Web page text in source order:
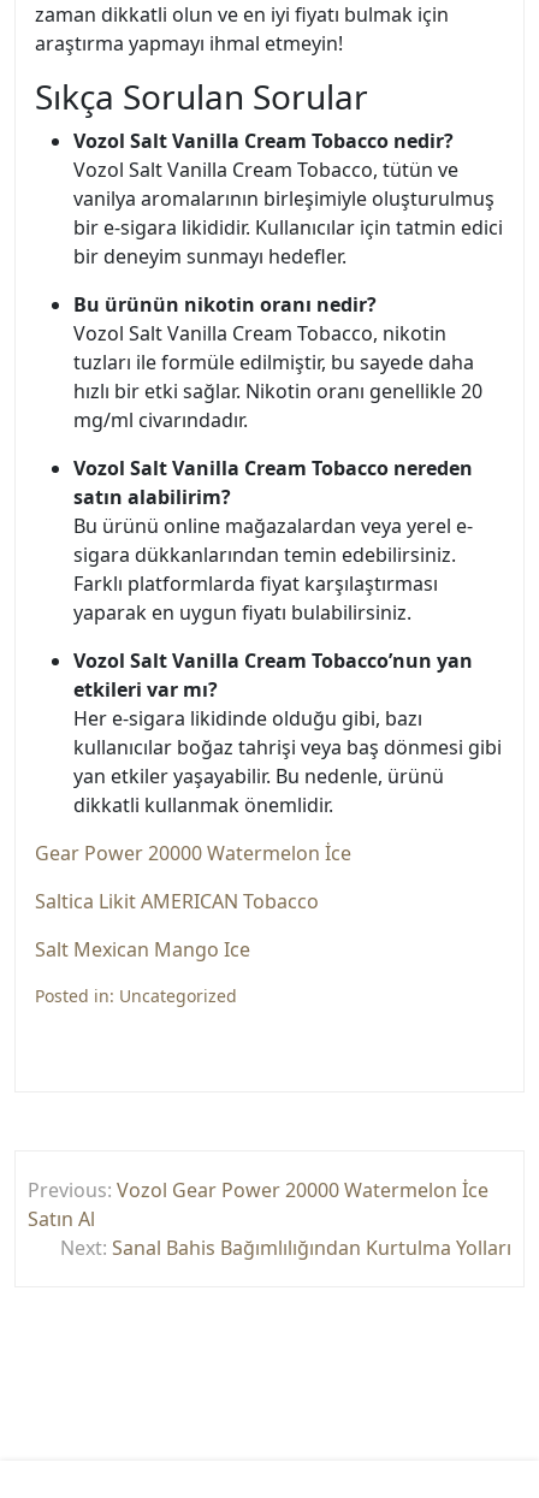
zaman dikkatli olun ve en iyi fiyatı bulmak için
araştırma yapmayı ihmal etmeyin!
Sıkça Sorulan Sorular
Vozol Salt Vanilla Cream Tobacco nedir?
Vozol Salt Vanilla Cream Tobacco, tütün ve
vanilya aromalarının birleşimiyle oluşturulmuş
bir e-sigara likididir. Kullanıcılar için tatmin edici
bir deneyim sunmayı hedefler.
Bu ürünün nikotin oranı nedir?
Vozol Salt Vanilla Cream Tobacco, nikotin
tuzları ile formüle edilmiştir, bu sayede daha
hızlı bir etki sağlar. Nikotin oranı genellikle 20
mg/ml civarındadır.
Vozol Salt Vanilla Cream Tobacco nereden
satın alabilirim?
Bu ürünü online mağazalardan veya yerel e-
sigara dükkanlarından temin edebilirsiniz.
Farklı platformlarda fiyat karşılaştırması
yaparak en uygun fiyatı bulabilirsiniz.
Vozol Salt Vanilla Cream Tobacco’nun yan
etkileri var mı?
Her e-sigara likidinde olduğu gibi, bazı
kullanıcılar boğaz tahrişi veya baş dönmesi gibi
yan etkiler yaşayabilir. Bu nedenle, ürünü
dikkatli kullanmak önemlidir.
Gear Power 20000 Watermelon İce
Saltica Likit AMERICAN Tobacco
Salt Mexican Mango Ice
Posted in: Uncategorized
gezinmesi
Previous: Vozol Gear Power 20000 Watermelon İce
Satın Al
Next: Sanal Bahis Bağımlılığından Kurtulma Yolları